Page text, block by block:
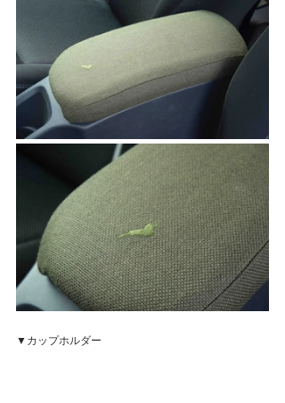
▼カップホルダー